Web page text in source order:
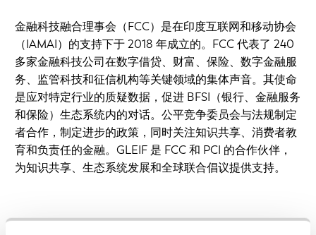
金融科技融合理事会（FCC）是在印度互联网和移动协会
（IAMAI）的支持下于 2018 年成立的。FCC 代表了 240
多家金融科技公司在数字借贷、财富、保险、数字金融服
务、监管科技和征信机构等关键领域的集体声音。其使命
是应对特定行业的质疑数据，促进 BFSI（银行、金融服务
和保险）生态系统内的对话。公平竞争委员会与法规制定
者合作，制定进步的政策，同时关注知识共享、消费者教
育和负责任的金融。GLEIF 是 FCC 和 PCI 的合作伙伴，
为知识共享、生态系统发展和全球联合倡议提供支持。